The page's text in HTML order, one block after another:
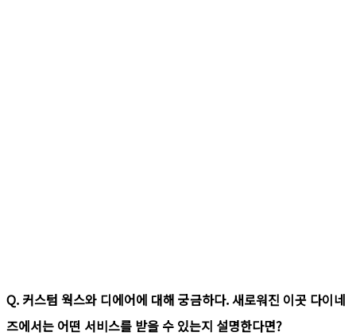
Q. 커스텀 웍스와 디에어에 대해 궁금하다. 새로워진 이곳 다이네
즈에서는 어떤 서비스를 받을 수 있는지 설명한다면?